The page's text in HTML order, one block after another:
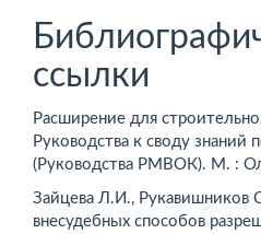
ссылки
Расширение для
Руководства к своду знаний
(Руководства РМВОК). М. :
Зайцева Л.И.,
внесудебных способов